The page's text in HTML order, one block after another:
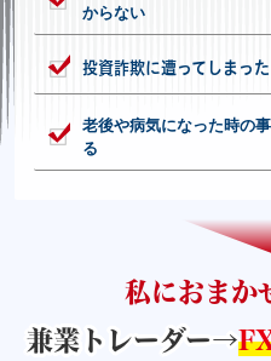
からない
投資詐欺に遭ってしまった
老後や病気になった時の
る
私におまか
兼業トレーダー→